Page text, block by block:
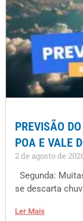
PREVISÃO
POA E VALE
2 de agosto de
Segunda:
se descarta
Ler Mais